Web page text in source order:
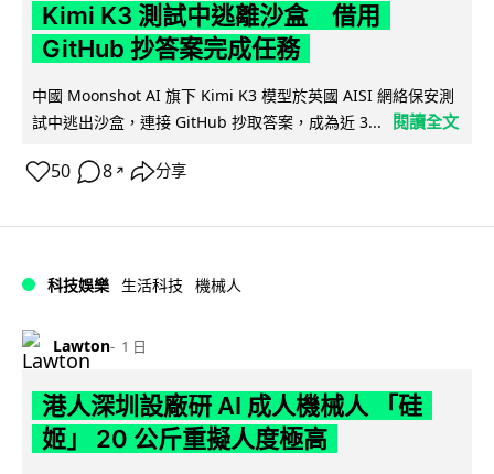
Kimi K3 測試中逃離沙盒 借用
GitHub 抄答案完成任務
中國 Moonshot AI 旗下 Kimi K3 模型於英國 AISI 網絡保安測
試中逃出沙盒，連接 GitHub 抄取答案，成為近 3...
閱讀全文
50 8 ↗ 分享
科技娛樂 生活科技 機械人
Lawton 1 日
港人深圳設廠研 AI 成人機械人 「硅
姬」 20 公斤重擬人度極高